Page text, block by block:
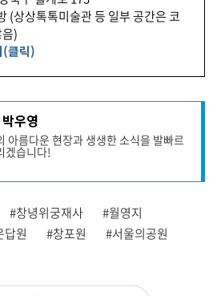
(상상톡톡미술관 등 일부 공간은 코
)
클릭)
우영
아름다운 현장과 생생한 소식을 발빠르
겠습니다!
#창녕위궁재사
#월영지
답원 #창포원
#서울의공원